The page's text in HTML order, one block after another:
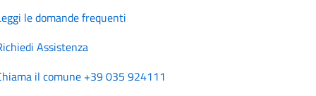
le domande frequenti
Assistenza
il comune +39 035 924111